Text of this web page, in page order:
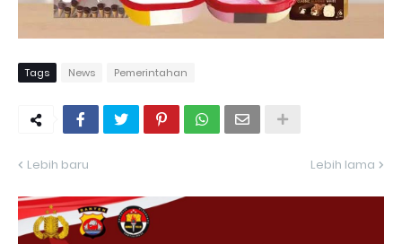
Tags News Pemerintahan
Lebih baru Lebih lama